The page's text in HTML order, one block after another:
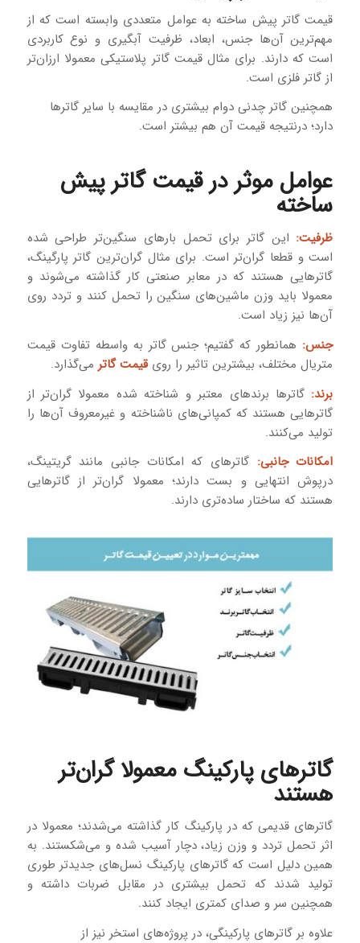
قیمت گاتر پیش‌ ساخته به عوامل متعددی وابسته است که از
مهم‌ترین آن‌ها جنس، ابعاد، ظرفیت آبگیری و نوع کاربردی
است که دارند. برای مثال قیمت گاتر پلاستیکی معمولا ارزان‌تر
از گاتر فلزی است.
همچنین گاتر چدنی دوام بیشتری در مقایسه با سایر گاترها
دارد؛ درنتیجه قیمت آن هم بیشتر است.
عوامل موثر در قیمت گاتر پیش‌
ساخته
ظرفیت: این گاتر برای تحمل بارهای سنگین‌تر طراحی شده
است و قطعا گران‌تر است. برای مثال گران‌ترین گاتر پارگینگ،
گاترهایی هستند که در معابر صنعتی کار گذاشته می‌شوند و
معمولا باید وزن ماشین‌های سنگین را تحمل کنند و تردد روی
آن‌ها نیز زیاد است.
جنس: همانطور که گفتیم؛ جنس گاتر به‌ واسطه تفاوت قیمت
متریال مختلف، بیشترین تاثیر را رویقیمت گاتر می‌گذارد.
برند: گاترها برندهای معتبر و شناخته شده معمولا گران‌تر از
گاترهایی هستند که کمپانی‌های ناشناخته و غیرمعروف آن‌ها را
تولید می‌کنند.
امکانات جانبی: گاترهای که امکانات جانبی مانند گریتینگ،
درپوش انتهایی و بست دارند؛ معمولا گران‌تر از گاترهایی
هستند که ساختار ساده‌تری دارند.
گاترهای پارکینگ معمولا گران‌تر
هستند
گاترهای قدیمی که در پارکینگ کار گذاشته می‌شدند؛ معمولا در
اثر تحمل تردد و وزن زیاد، دچار آسیب شده و می‌شکستند. به‌‌
همین‌‌ دلیل است که گاترهای پارکینگ نسل‌های جدیدتر طوری
تولید شدند که تحمل بیشتری در مقابل ضربات داشته و
همچنین سر و صدای کمتری ایجاد کنند.
علاوه بر گاترهای پارکینگی، در پروژه‌های استخر نیز از